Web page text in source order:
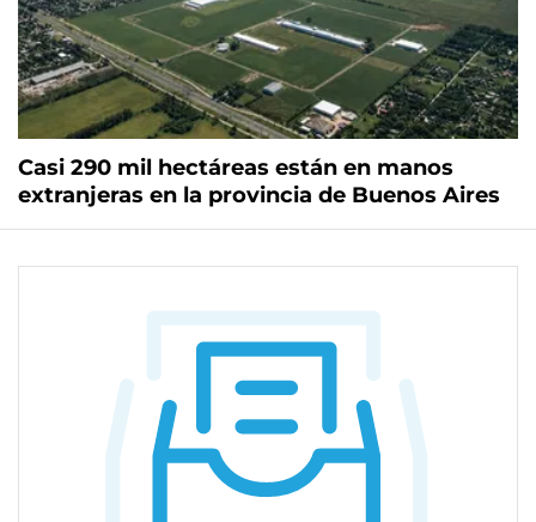
Casi 290 mil hectáreas están en manos
extranjeras en la provincia de Buenos Aires